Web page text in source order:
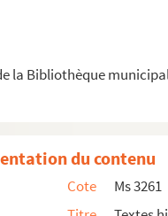
la Bibliothèque
du début du XIX
de Nantes
du contenu
Cote
Ms 3261